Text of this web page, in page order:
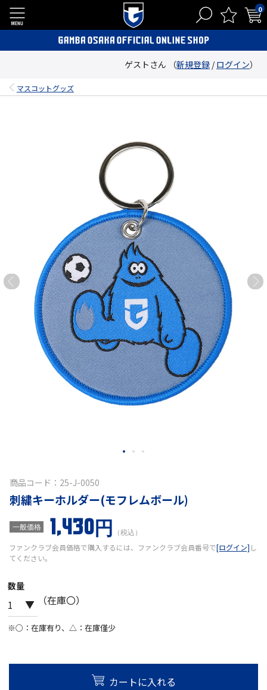
0
ゲストさん （新規登録 /ログイン）
マスコットグッズ
商品コード：25-J-0050
刺繍キーホルダー(モフレムボール)
一般価格 1,430円 （税込）
ファンクラブ会員価格で購入するには、ファンクラブ会員番号で[ログイン] し
てください。
数量
（在庫〇）
※○：在庫有り、△：在庫僅少
カートに入れる